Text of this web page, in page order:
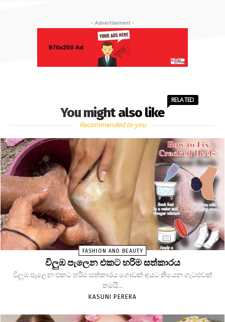
- Advertisement -
You might also like
RELATED
Recommended to you
FASHION AND BEAUTY
විලුඹ පැලෙන එකට හරිම සත්කාරය
විලුඹ පැලෙන එකට හරිම සත්කාරය ගොඩක් අයට තියෙන ගැටළුවක්
තමයි...
KASUNI PERERA